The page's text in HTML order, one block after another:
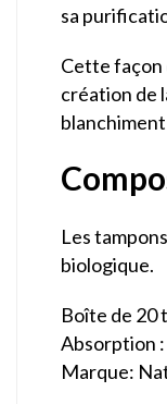
sa
Cette façon
création de
Les
biologique.
Boîte de 20
Absorption :
Marque: